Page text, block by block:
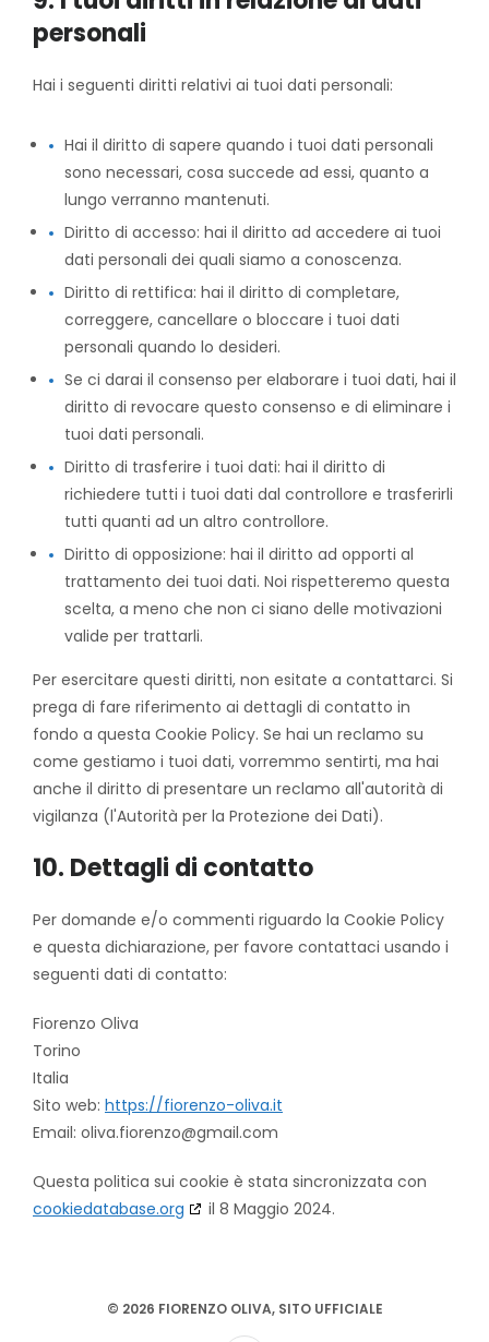
personali
Hai i seguenti diritti relativi ai tuoi dati personali:
Hai il diritto di sapere quando i tuoi dati personali
sono necessari, cosa succede ad essi, quanto a
lungo verranno mantenuti.
Diritto di accesso: hai il diritto ad accedere ai tuoi
dati personali dei quali siamo a conoscenza.
Diritto di rettifica: hai il diritto di completare,
correggere, cancellare o bloccare i tuoi dati
personali quando lo desideri.
Se ci darai il consenso per elaborare i tuoi dati, hai il
diritto di revocare questo consenso e di eliminare i
tuoi dati personali.
Diritto di trasferire i tuoi dati: hai il diritto di
richiedere tutti i tuoi dati dal controllore e trasferirli
tutti quanti ad un altro controllore.
Diritto di opposizione: hai il diritto ad opporti al
trattamento dei tuoi dati. Noi rispetteremo questa
scelta, a meno che non ci siano delle motivazioni
valide per trattarli.
Per esercitare questi diritti, non esitate a contattarci. Si
prega di fare riferimento ai dettagli di contatto in
fondo a questa Cookie Policy. Se hai un reclamo su
come gestiamo i tuoi dati, vorremmo sentirti, ma hai
anche il diritto di presentare un reclamo all'autorità di
vigilanza (l'Autorità per la Protezione dei Dati).
10. Dettagli di contatto
Per domande e/o commenti riguardo la Cookie Policy
e questa dichiarazione, per favore contattaci usando i
seguenti dati di contatto:
Fiorenzo Oliva
Torino
Italia
Sito web: https://fiorenzo-oliva.it
Email: oliva.fiorenzo@gmail.com
Questa politica sui cookie è stata sincronizzata con
cookiedatabase.org
il 8 Maggio 2024.
© 2026 FIORENZO OLIVA, SITO UFFICIALE